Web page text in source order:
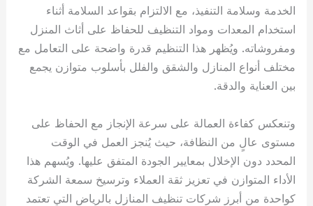
الخدمة وسلامة التنفيذ، مع الالتزام بقواعد السلامة أثناء
استخدام المعدات ومواد التنظيف للحفاظ على أثاث المنزل
ومفروشاته. ويُظهر هذا التنظيم قدرة واضحة على التعامل مع
مختلف أنواع المنازل والشقق والفلل بأسلوب متوازن يجمع
بين العناية والدقة.
وتنعكس كفاءة العمالة على سرعة الإنجاز مع الحفاظ على
مستوى عالٍ من النظافة، حيث يُنجز العمل في الوقت
المحدد دون الإخلال بمعايير الجودة المتفق عليها. ويُسهم هذا
الأداء المتوازن في تعزيز ثقة العملاء وترسيخ سمعة الشركة
كواحدة من أبرز شركات تنظيف المنازل بالرياض التي تعتمد